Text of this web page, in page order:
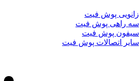
زانویی پوش فیت
سه راهی پوش فیت
سیفون پوش فیت
سایر اتصالات پوش فیت